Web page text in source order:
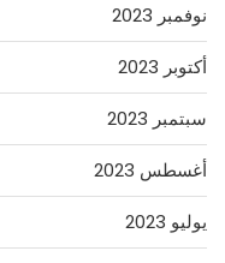
نوفمبر 2023
أكتوبر 2023
سبتمبر 2023
أغسطس 2023
يوليو 2023